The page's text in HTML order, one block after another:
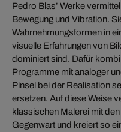
Pedro Blas’ Werke
Bewegung und Vibration.
Wahrnehmungsformen in
visuelle Erfahrungen von
dominiert sind. Dafür
Programme mit analoger
Pinsel bei der Realisation
ersetzen. Auf diese Weise
klassischen Malerei mit
Gegenwart und kreiert so